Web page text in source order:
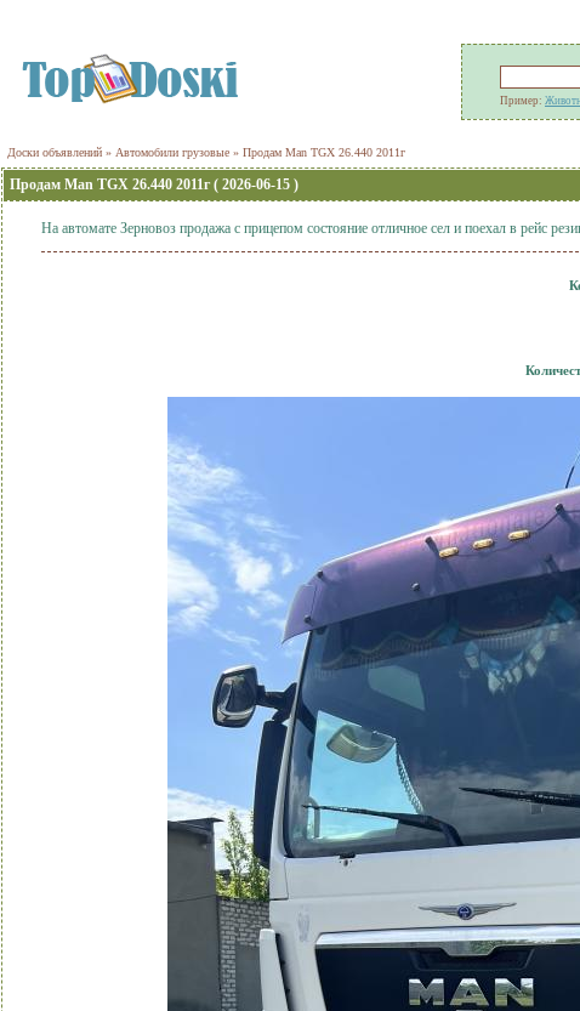
Пример:
Доски объявлений » Автомобили грузовые » Продам Man TGX 26.440 2011г
Продам Man TGX 26.440 2011г ( 2026-06-15 )
На автомате Зерновоз продажа с прицепом состояние отличное сел и поехал в рейс